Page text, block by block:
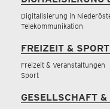
Digitalisierung in
Telekommunikation
FREIZEIT & SPORT
Freizeit & Veranstaltungen
Sport
GESELLSCHAFT &